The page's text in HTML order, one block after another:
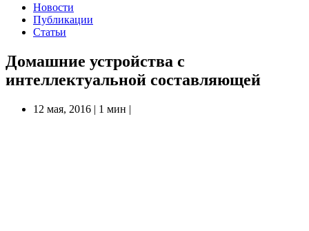
Новости
Публикации
Статьи
Домашние устройства с
интеллектуальной составляющей
12 мая, 2016 | 1 мин |